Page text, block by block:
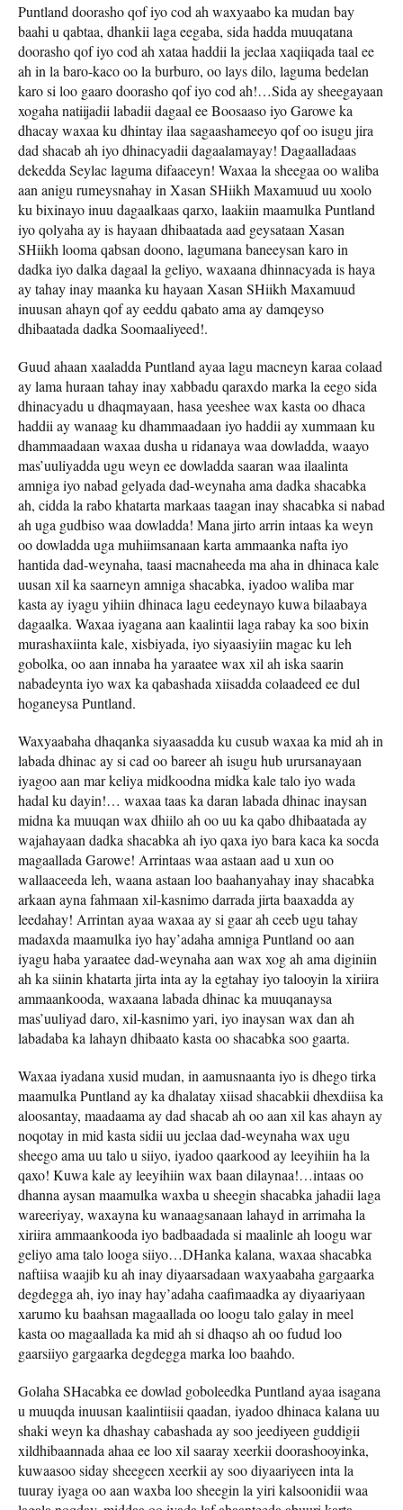
Puntland doorasho qof iyo cod ah waxyaabo ka mudan bay
baahi u qabtaa, dhankii laga eegaba, sida hadda muuqatana
doorasho qof iyo cod ah xataa haddii la jeclaa xaqiiqada taal ee
ah in la baro-kaco oo la burburo, oo lays dilo, laguma bedelan
karo si loo gaaro doorasho qof iyo cod ah!…Sida ay sheegayaan
xogaha natiijadii labadii dagaal ee Boosaaso iyo Garowe ka
dhacay waxaa ku dhintay ilaa sagaashameeyo qof oo isugu jira
dad shacab ah iyo dhinacyadii dagaalamayay! Dagaalladaas
dekedda Seylac laguma difaaceyn! Waxaa la sheegaa oo waliba
aan anigu rumeysnahay in Xasan SHiikh Maxamuud uu xoolo
ku bixinayo inuu dagaalkaas qarxo, laakiin maamulka Puntland
iyo qolyaha ay is hayaan dhibaatada aad geysataan Xasan
SHiikh looma qabsan doono, lagumana baneeysan karo in
dadka iyo dalka dagaal la geliyo, waxaana dhinnacyada is haya
ay tahay inay maanka ku hayaan Xasan SHiikh Maxamuud
inuusan ahayn qof ay eeddu qabato ama ay damqeyso
dhibaatada dadka Soomaaliyeed!.
Guud ahaan xaaladda Puntland ayaa lagu macneyn karaa colaad
ay lama huraan tahay inay xabbadu qaraxdo marka la eego sida
dhinacyadu u dhaqmayaan, hasa yeeshee wax kasta oo dhaca
haddii ay wanaag ku dhammaadaan iyo haddii ay xummaan ku
dhammaadaan waxaa dusha u ridanaya waa dowladda, waayo
mas’uuliyadda ugu weyn ee dowladda saaran waa ilaalinta
amniga iyo nabad gelyada dad-weynaha ama dadka shacabka
ah, cidda la rabo khatarta markaas taagan inay shacabka si nabad
ah uga gudbiso waa dowladda! Mana jirto arrin intaas ka weyn
oo dowladda uga muhiimsanaan karta ammaanka nafta iyo
hantida dad-weynaha, taasi macnaheeda ma aha in dhinaca kale
uusan xil ka saarneyn amniga shacabka, iyadoo waliba mar
kasta ay iyagu yihiin dhinaca lagu eedeynayo kuwa bilaabaya
dagaalka. Waxaa iyagana aan kaalintii laga rabay ka soo bixin
murashaxiinta kale, xisbiyada, iyo siyaasiyiin magac ku leh
gobolka, oo aan innaba ha yaraatee wax xil ah iska saarin
nabadeynta iyo wax ka qabashada xiisadda colaadeed ee dul
hoganeysa Puntland.
Waxyaabaha dhaqanka siyaasadda ku cusub waxaa ka mid ah in
labada dhinac ay si cad oo bareer ah isugu hub urursanayaan
iyagoo aan mar keliya midkoodna midka kale talo iyo wada
hadal ku dayin!… waxaa taas ka daran labada dhinac inaysan
midna ka muuqan wax dhiilo ah oo uu ka qabo dhibaatada ay
wajahayaan dadka shacabka ah iyo qaxa iyo bara kaca ka socda
magaallada Garowe! Arrintaas waa astaan aad u xun oo
wallaaceeda leh, waana astaan loo baahanyahay inay shacabka
arkaan ayna fahmaan xil-kasnimo darrada jirta baaxadda ay
leedahay! Arrintan ayaa waxaa ay si gaar ah ceeb ugu tahay
madaxda maamulka iyo hay’adaha amniga Puntland oo aan
iyagu haba yaraatee dad-weynaha aan wax xog ah ama diginiin
ah ka siinin khatarta jirta inta ay la egtahay iyo talooyin la xiriira
ammaankooda, waxaana labada dhinac ka muuqanaysa
mas’uuliyad daro, xil-kasnimo yari, iyo inaysan wax dan ah
labadaba ka lahayn dhibaato kasta oo shacabka soo gaarta.
Waxaa iyadana xusid mudan, in aamusnaanta iyo is dhego tirka
maamulka Puntland ay ka dhalatay xiisad shacabkii dhexdiisa ka
aloosantay, maadaama ay dad shacab ah oo aan xil kas ahayn ay
noqotay in mid kasta sidii uu jeclaa dad-weynaha wax ugu
sheego ama uu talo u siiyo, iyadoo qaarkood ay leeyihiin ha la
qaxo! Kuwa kale ay leeyihiin wax baan dilaynaa!…intaas oo
dhanna aysan maamulka waxba u sheegin shacabka jahadii laga
wareeriyay, waxayna ku wanaagsanaan lahayd in arrimaha la
xiriira ammaankooda iyo badbaadada si maalinle ah loogu war
geliyo ama talo looga siiyo…DHanka kalana, waxaa shacabka
naftiisa waajib ku ah inay diyaarsadaan waxyaabaha gargaarka
degdegga ah, iyo inay hay’adaha caafimaadka ay diyaariyaan
xarumo ku baahsan magaallada oo loogu talo galay in meel
kasta oo magaallada ka mid ah si dhaqso ah oo fudud loo
gaarsiiyo gargaarka degdegga marka loo baahdo.
Golaha SHacabka ee dowlad goboleedka Puntland ayaa isagana
u muuqda inuusan kaalintiisii qaadan, iyadoo dhinaca kalana uu
shaki weyn ka dhashay cabashada ay soo jeediyeen guddigii
xildhibaannada ahaa ee loo xil saaray xeerkii doorashooyinka,
kuwaasoo siday sheegeen xeerkii ay soo diyaariyeen inta la
tuuray iyaga oo aan waxba loo sheegin la yiri kalsoonidii waa